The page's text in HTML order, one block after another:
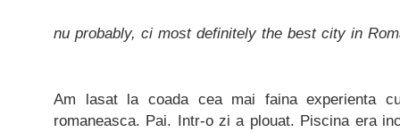
nu probably, ci most definitely the best city in
Am lasat la coada cea mai faina experienta
romaneasca. Pai. Intr-o zi a plouat. Piscina era